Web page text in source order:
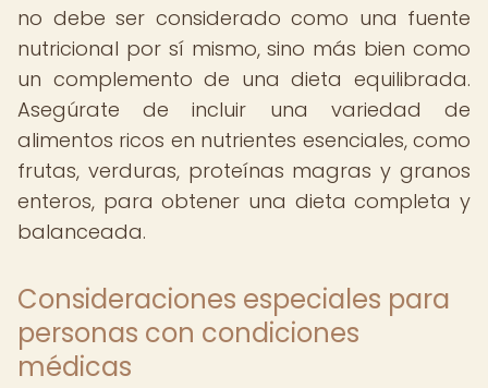
no debe ser considerado como una fuente
nutricional por sí mismo, sino más bien como
un complemento de una dieta equilibrada.
Asegúrate de incluir una variedad de
alimentos ricos en nutrientes esenciales, como
frutas, verduras, proteínas magras y granos
enteros, para obtener una dieta completa y
balanceada.
Consideraciones especiales para
personas con condiciones
médicas